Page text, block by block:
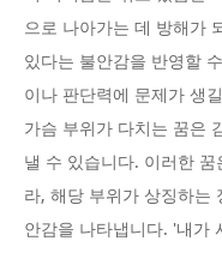
으로 나아가는 데 방해가
있다는 불안감을 반영할
이나 판단력에 문제가 생
가슴 부위가 다치는 꿈은
낼 수 있습니다. 이러한
라, 해당 부위가 상징하는
안감을 나타냅니다. '내가